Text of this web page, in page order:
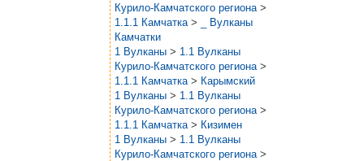
Курило-Камчатского региона >
1.1.1 Камчатка >
_ Вулканы
Камчатки
1 Вулканы > 1.1 Вулканы
Курило-Камчатского региона >
1.1.1 Камчатка > Карымский
1 Вулканы > 1.1 Вулканы
Курило-Камчатского региона >
1.1.1 Камчатка > Кизимен
1 Вулканы > 1.1 Вулканы
Курило-Камчатского региона >